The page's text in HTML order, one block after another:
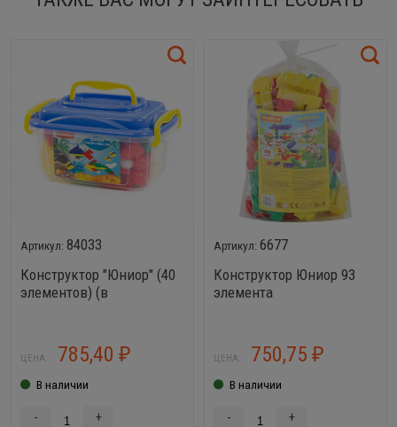
84033
Конструктор "Юниор" (40
элементов) (в
ЦЕНА: 785,40 ₽
В наличии
- +
6677
Конструктор Юниор 93
элемента
ЦЕНА: 750,75 ₽
В наличии
- +